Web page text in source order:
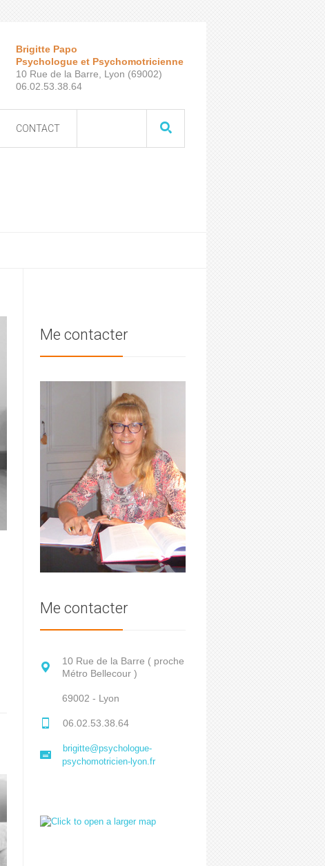
Brigitte Papo
Psychologue et Psychomotricienne
10 Rue de la Barre, Lyon (69002)
06.02.53.38.64
CONTACT
Me contacter
Me contacter
10 Rue de la Barre ( proche
Métro Bellecour )
69002 - Lyon
06.02.53.38.64
brigitte@psychologue-
psychomotricien-lyon.fr